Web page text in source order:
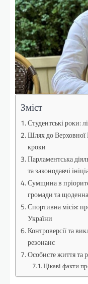
Зміст
Студентські роки:
Шлях до Верховної
кроки
Парламентська
та законодавчі
Сумщина в
громади та
Спортивна місія:
України
Контроверсії та
резонанс
Особисте життя та
Цікаві факти